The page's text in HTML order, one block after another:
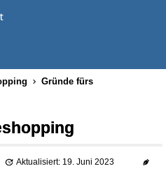
Gründe fürs
Aktualisiert: 19. Juni 2023